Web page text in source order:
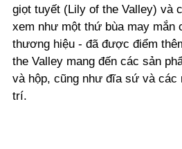
giọt tuyết (Lily of the Valley) và
xem như một thứ bùa may mắn
thương hiệu - đã được điểm
the Valley mang đến các sản
và hộp, cũng như đĩa sứ và các
trí.